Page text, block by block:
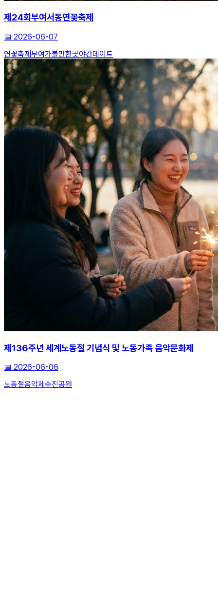
제24회부여서동연꽃축제
📅 2026-06-07
연꽃축제부여가볼만한곳야간데이트
제136주년 세계노동절 기념식 및 노동가족 음악문화제
📅 2026-06-06
노동절음악제 수진공원